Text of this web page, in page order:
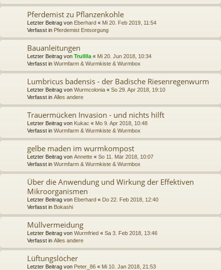
Pferdemist zu Pflanzenkohle
Letzter Beitrag von Eberhard « Mi 20. Feb 2019, 11:54
Verfasst in Pferdemist Entsorgung
Bauanleitungen
Letzter Beitrag von Trulllla « Mi 20. Jun 2018, 10:34
Verfasst in Wurmfarm & Wurmkiste & Wurmbox
Lumbricus badensis - der Badische Riesenregenwurm
Letzter Beitrag von Wurmcolonia « So 29. Apr 2018, 19:10
Verfasst in Alles andere
Trauermücken Invasion - und nichts hilft
Letzter Beitrag von Kukac « Mo 9. Apr 2018, 10:48
Verfasst in Wurmfarm & Wurmkiste & Wurmbox
gelbe maden im wurmkompost
Letzter Beitrag von Annette « So 11. Mär 2018, 10:07
Verfasst in Wurmfarm & Wurmkiste & Wurmbox
Über die Anwendung und Wirkung der Effektiven
Mikroorganismen
Letzter Beitrag von Eberhard « Do 22. Feb 2018, 12:40
Verfasst in Bokashi
Müllvermeidung
Letzter Beitrag von Wurmfried « Sa 3. Feb 2018, 13:46
Verfasst in Alles andere
Lüftungslöcher
Letzter Beitrag von Peter_86 « Mi 10. Jan 2018, 21:53